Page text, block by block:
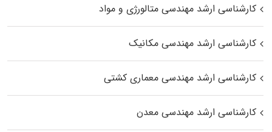
کارشناسی ارشد مهندسی متالورژی و مواد
کارشناسی ارشد مهندسی مکانیک
کارشناسی ارشد مهندسی معماری کشتی
کارشناسی ارشد مهندسی معدن